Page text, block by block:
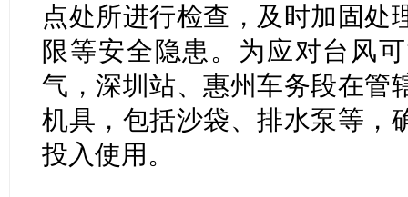
点处所进行检查，及时加固处
限等安全隐患。为应对台风
气，深圳站、惠州车务段在管
机具，包括沙袋、排水泵等，
投入使用。